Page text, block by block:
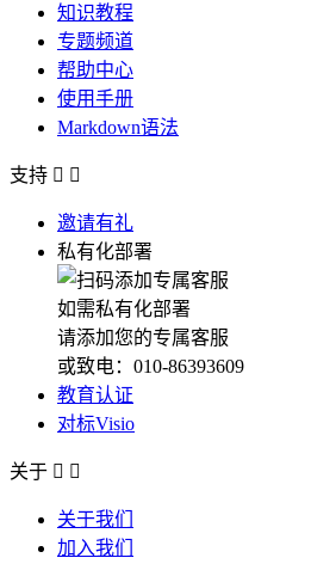
知识教程
专题频道
帮助中心
使用手册
Markdown语法
支持  
邀请有礼
私有化部署
如需私有化部署
请添加您的专属客服
或致电：010-86393609
教育认证
对标Visio
关于  
关于我们
加入我们